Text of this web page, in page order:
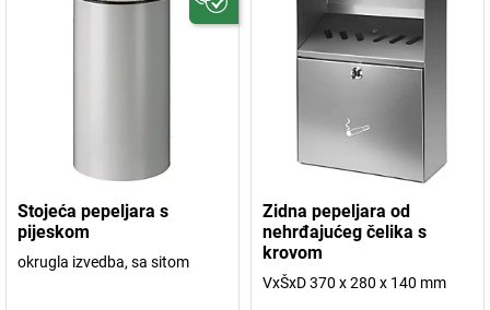
Stojeća pepeljara s
pijeskom
okrugla izvedba, sa sitom
Zidna pepeljara od
nehrđajućeg čelika s
krovom
VxŠxD 370 x 280 x 140 mm